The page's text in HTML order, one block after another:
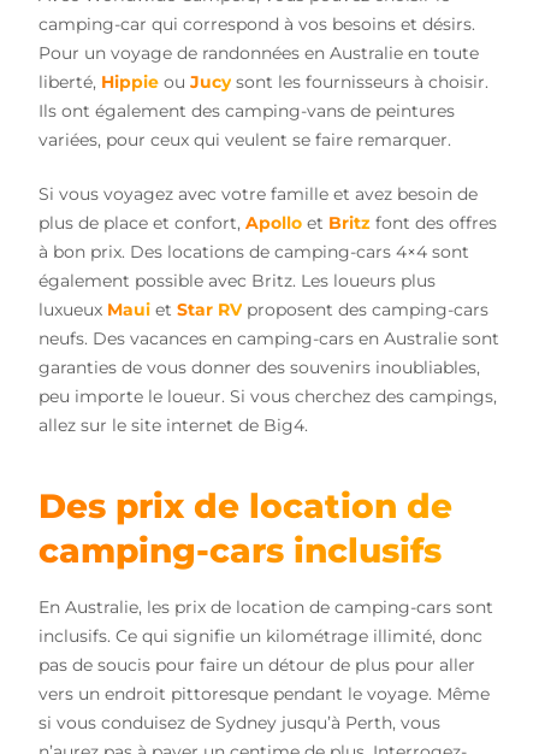
camping-car qui correspond à vos besoins et désirs.
Pour un voyage de randonnées en Australie en toute
liberté, Hippie ou Jucy sont les fournisseurs à choisir.
Ils ont également des camping-vans de peintures
variées, pour ceux qui veulent se faire remarquer.
Si vous voyagez avec votre famille et avez besoin de
plus de place et confort, Apollo et Britz font des offres
à bon prix. Des locations de camping-cars 4×4 sont
également possible avec Britz. Les loueurs plus
luxueux Maui et Star RV proposent des camping-cars
neufs. Des vacances en camping-cars en Australie sont
garanties de vous donner des souvenirs inoubliables,
peu importe le loueur. Si vous cherchez des campings,
allez sur le site internet de Big4.
Des prix de location de
camping-cars inclusifs
En Australie, les prix de location de camping-cars sont
inclusifs. Ce qui signifie un kilométrage illimité, donc
pas de soucis pour faire un détour de plus pour aller
vers un endroit pittoresque pendant le voyage. Même
si vous conduisez de Sydney jusqu’à Perth, vous